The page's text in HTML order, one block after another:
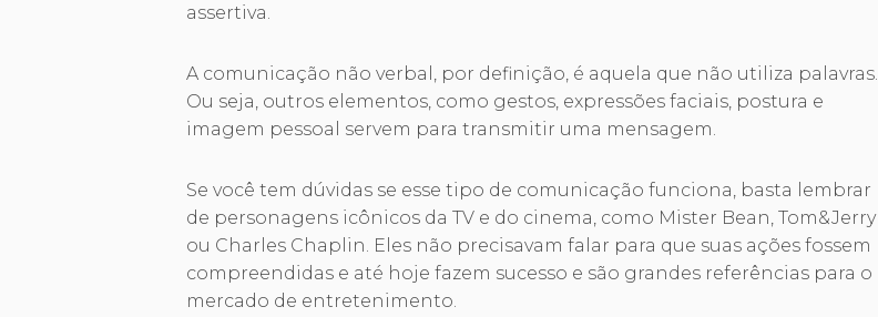
assertiva.
A comunicação não verbal, por definição, é aquela que não utiliza palavras.
Ou seja, outros elementos, como gestos, expressões faciais, postura e
imagem pessoal servem para transmitir uma mensagem.
Se você tem dúvidas se esse tipo de comunicação funciona, basta lembrar
de personagens icônicos da TV e do cinema, como Mister Bean, Tom&Jerry
ou Charles Chaplin. Eles não precisavam falar para que suas ações fossem
compreendidas e até hoje fazem sucesso e são grandes referências para o
mercado de entretenimento.